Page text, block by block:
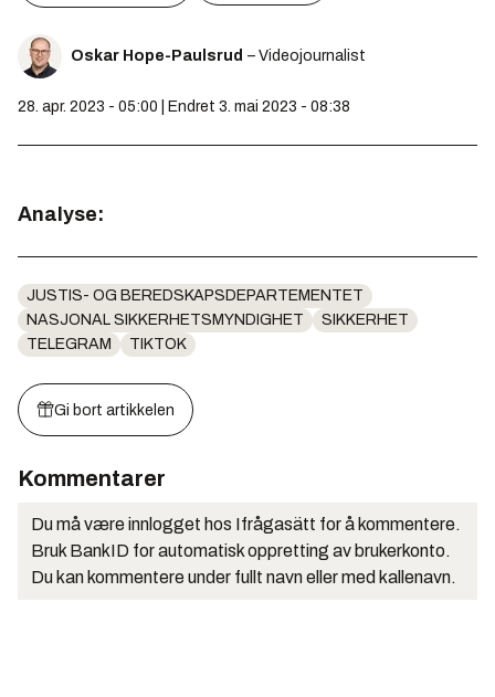
Oskar Hope-Paulsrud – Videojournalist
28. apr. 2023 - 05:00 | Endret 3. mai 2023 - 08:38
Analyse:
JUSTIS- OG BEREDSKAPSDEPARTEMENTET
NASJONAL SIKKERHETSMYNDIGHET
SIKKERHET
TELEGRAM
TIKTOK
Gi bort artikkelen
Kommentarer
Du må være innlogget hos Ifrågasätt for å kommentere.
Bruk BankID for automatisk oppretting av brukerkonto.
Du kan kommentere under fullt navn eller med kallenavn.